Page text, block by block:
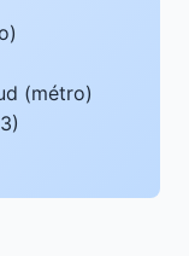
(métro)